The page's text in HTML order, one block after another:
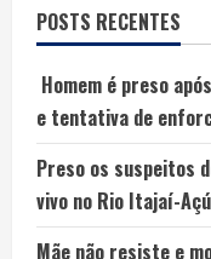
POSTS RECENTES
Homem é preso
e tentativa de
Preso os suspeitos
vivo no Rio Itajaí-
Mãe não resiste e